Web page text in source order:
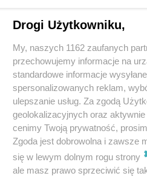
Drogi Użytkowniku,
My, naszych 1162 zaufanych
przechowujemy informacje na
standardowe informacje
spersonalizowanych reklam,
ulepszanie usług. Za zgodą
geolokalizacyjnych oraz
cenimy Twoją prywatność,
Zgoda jest dobrowolna i zawsze
się w lewym dolnym rogu strony
ale masz prawo sprzeciwić się